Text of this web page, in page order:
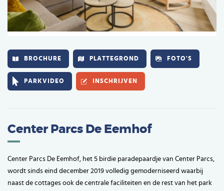
BROCHURE PLATTEGROND FOTO'S
PARKVIDEO INSCHRIJVEN
Center Parcs De Eemhof
Center Parcs De Eemhof, het 5 birdie paradepaardje van Center Parcs,
wordt sinds eind december 2019 volledig gemoderniseerd waarbij
naast de cottages ook de centrale faciliteiten en de rest van het park